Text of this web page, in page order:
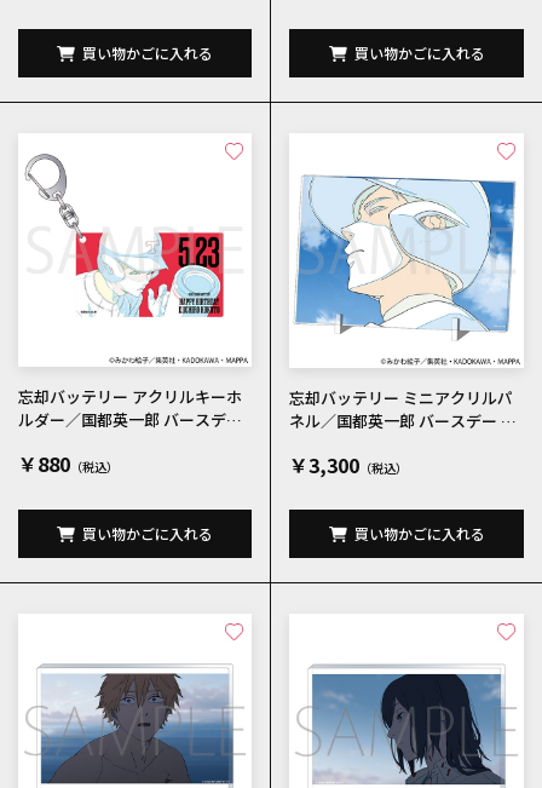
買い物かごに入れる 買い物かごに入れる
忘却バッテリー アクリルキーホ
ルダー／国都英一郎 バースデー
￥880
買い物かごに入れる
忘却バッテリー ミニアクリルパ
ネル／国都英一郎 バースデー 20
￥3,300
買い物かごに入れる